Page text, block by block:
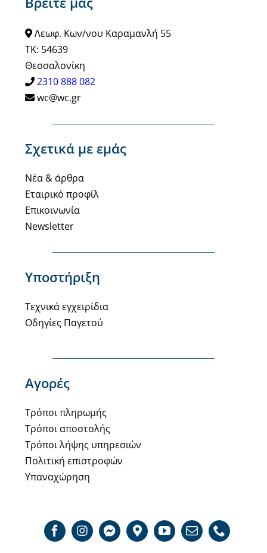
Λεωφ. Κων/νου Καραμανλή 55
ΤΚ: 54639
Θεσσαλονίκη
2310 888 082
wc@wc.gr
Σχετικά με εμάς
Νέα & άρθρα
Εταιρικό προφίλ
Επικοινωνία
Newsletter
Υποστήριξη
Τεχνικά εγχειρίδια
Οδηγίες Παγετού
Αγορές
Τρόποι πληρωμής
Τρόποι αποστολής
Τρόποι λήψης υπηρεσιών
Πολιτική επιστροφών
Υπαναχώρηση